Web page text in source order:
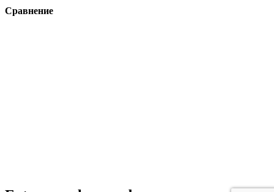
Сравнение